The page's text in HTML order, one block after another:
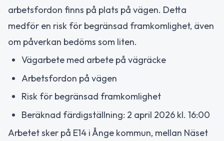
arbetsfordon finns på plats på vägen. Detta
medför en risk för begränsad framkomlighet, även
om påverkan bedöms som liten.
Vägarbete med arbete på vägräcke
Arbetsfordon på vägen
Risk för begränsad framkomlighet
Beräknad färdigställning: 2 april 2026 kl. 16:00
Arbetet sker på E14 i Ånge kommun, mellan Näset